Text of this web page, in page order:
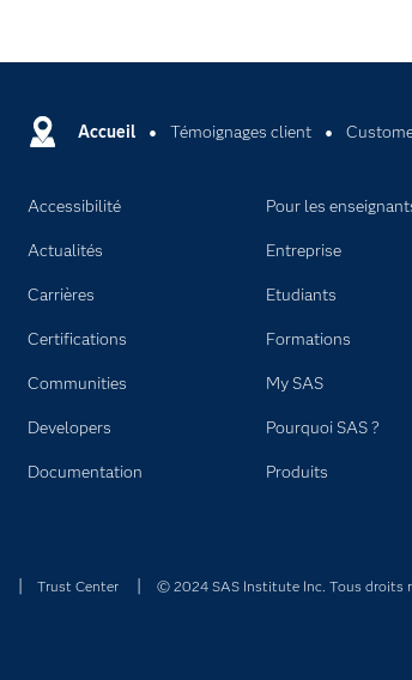
Accueil Témoignages client
Accessibilité
Actualités
Carrières
Certifications
Communities
Developers
Documentation
Pour les
Entreprise
Etudiants
Formations
My SAS
Pourquoi SAS ?
Produits
Trust Center © 2024 SAS Institute Inc. Tous droits